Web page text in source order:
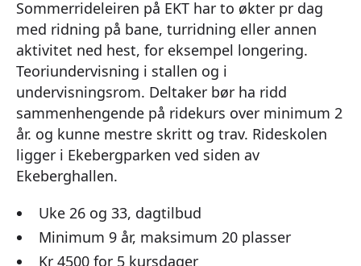
Sommerrideleiren på EKT har to økter pr dag
med ridning på bane, turridning eller annen
aktivitet ned hest, for eksempel longering.
Teoriundervisning i stallen og i
undervisningsrom. Deltaker bør ha ridd
sammenhengende på ridekurs over minimum 2
år. og kunne mestre skritt og trav. Rideskolen
ligger i Ekebergparken ved siden av
Ekeberghallen.
Uke 26 og 33, dagtilbud
Minimum 9 år, maksimum 20 plasser
Kr 4500 for 5 kursdager